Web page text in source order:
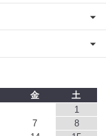
金
土
1
7
8